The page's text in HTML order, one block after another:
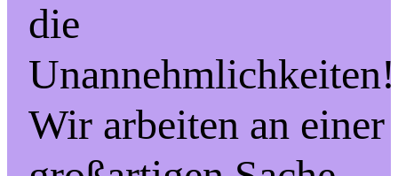
die
Unannehmlichkeiten!
Wir arbeiten an einer